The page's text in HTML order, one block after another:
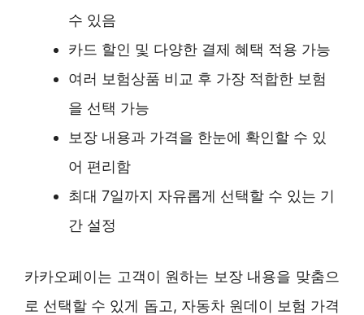
수 있음
카드 할인 및 다양한 결제 혜택 적용 가능
여러 보험상품 비교 후 가장 적합한 보험
을 선택 가능
보장 내용과 가격을 한눈에 확인할 수 있
어 편리함
최대 7일까지 자유롭게 선택할 수 있는 기
간 설정
카카오페이는 고객이 원하는 보장 내용을 맞춤으
로 선택할 수 있게 돕고, 자동차 원데이 보험 가격